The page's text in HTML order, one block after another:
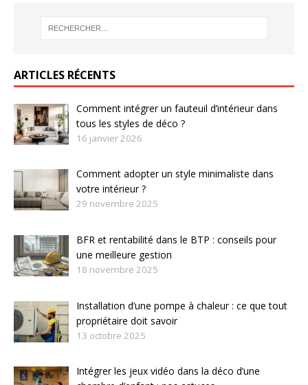
ARTICLES RÉCENTS
Comment intégrer un fauteuil d’intérieur dans
tous les styles de déco ?
16 janvier 2026
Comment adopter un style minimaliste dans
votre intérieur ?
29 novembre 2025
BFR et rentabilité dans le BTP : conseils pour
une meilleure gestion
18 novembre 2025
Installation d’une pompe à chaleur : ce que tout
propriétaire doit savoir
13 octobre 2025
Intégrer les jeux vidéo dans la déco d’une